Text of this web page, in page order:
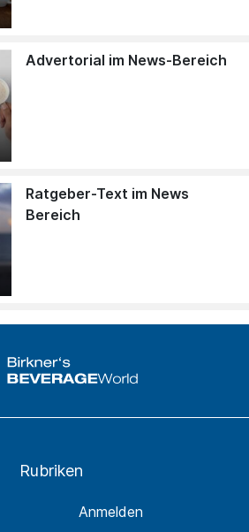
Advertorial im News-Bereich
Ratgeber-Text im News
Bereich
Rubriken
Anmelden